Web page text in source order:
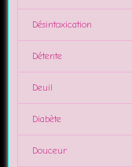
Désintoxication
Détente
Deuil
Diabète
Douceur